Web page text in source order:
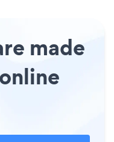
made